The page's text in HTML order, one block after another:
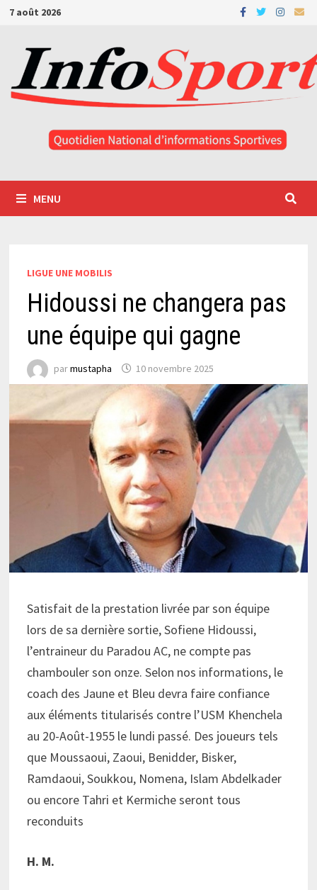
Passer
contenu
7 août 2026
MENU
LIGUE UNE MOBILIS
Hidoussi ne changera pas
une équipe qui gagne
parmustapha 10 novembre 2025
Satisfait de la prestation livrée par son équipe
lors de sa dernière sortie, Sofiene Hidoussi,
l’entraineur du Paradou AC, ne compte pas
chambouler son onze. Selon nos informations, le
coach des Jaune et Bleu devra faire confiance
aux éléments titularisés contre l’USM Khenchela
au 20-Août-1955 le lundi passé. Des joueurs tels
que Moussaoui, Zaoui, Benidder, Bisker,
Ramdaoui, Soukkou, Nomena, Islam Abdelkader
ou encore Tahri et Kermiche seront tous
reconduits
H. M.